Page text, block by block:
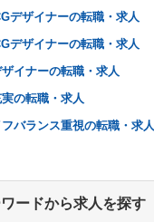
デザイナーの転職・求人
デザイナーの転職・求人
イナーの転職・求人
の転職・求人
バランス重視の転職・求人
ードから求人を探す